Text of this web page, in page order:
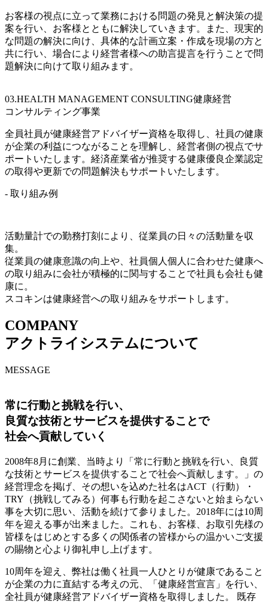
お客様の視点に立って業務における問題の発見と解決策の提
案を行い、お客様とともに解決していきます。また、現実的
な問題の解決に向け、具体的な計画立案・作成を現場の方と
共に行い、場合により経営者様への助言提言を行うことで問
題解決に向けて取り組みます。
03.HEALTH MANAGEMENT CONSULTING健康経営
コンサルティング事業
全員社員が健康経営アドバイザー資格を取得し、社員の健康
が企業の利益につながることを理解し、経営者側の視点でサ
ポートいたします。経済産業省が推奨する健康優良企業認定
の取得や更新での問題解決もサポートいたします。
- 取り組み例
活動量計での勤務打刻により、従業員の日々の活動量を収
集。
従業員の健康意識の向上や、社員個人個人に合わせた健康へ
の取り組みに会社が積極的に関与することで社員も会社も健
康に。
スコキンは健康経営への取り組みをサポートします。
COMPANY
アクトライシステムについて
MESSAGE
常に行動と挑戦を行い、
良質な技術とサービスを提供することで
社会へ貢献していく
2008年8月に創業、当時より「常に行動と挑戦を行い、良質
な技術とサービスを提供することで社会へ貢献します。」の
経営理念を掲げ、その想いを込めた社名はACT（行動）・
TRY（挑戦してみる）何事も行動を起こさないと始まらない
事を大切に思い、活動を続けて参りました。2018年には10周
年を迎える事が出来ました。これも、お客様、お取引先様の
皆様をはじめとする多くの関係者の皆様からの温かいご支援
の賜物と心より御礼申し上げます。
10周年を迎え、弊社は働く社員一人ひとりが健康であること
が企業の力に直結する考えの元、「健康経営宣言」を行い、
全社員が健康経営アドバイザー資格を取得しました。 既存